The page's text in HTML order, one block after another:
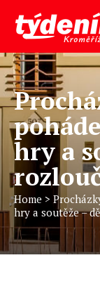
hry a
Home >
hry a soutěže –